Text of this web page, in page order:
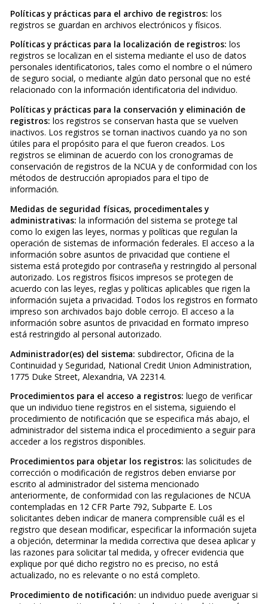
Políticas y prácticas para el archivo de registros: los
registros se guardan en archivos electrónicos y físicos.
Políticas y prácticas para la localización de registros: los
registros se localizan en el sistema mediante el uso de datos
personales identificatorios, tales como el nombre o el número
de seguro social, o mediante algún dato personal que no esté
relacionado con la información identificatoria del individuo.
Políticas y prácticas para la conservación y eliminación de
registros: los registros se conservan hasta que se vuelven
inactivos. Los registros se tornan inactivos cuando ya no son
útiles para el propósito para el que fueron creados. Los
registros se eliminan de acuerdo con los cronogramas de
conservación de registros de la NCUA y de conformidad con los
métodos de destrucción apropiados para el tipo de
información.
Medidas de seguridad físicas, procedimentales y
administrativas: la información del sistema se protege tal
como lo exigen las leyes, normas y políticas que regulan la
operación de sistemas de información federales. El acceso a la
información sobre asuntos de privacidad que contiene el
sistema está protegido por contraseña y restringido al personal
autorizado. Los registros físicos impresos se protegen de
acuerdo con las leyes, reglas y políticas aplicables que rigen la
información sujeta a privacidad. Todos los registros en formato
impreso son archivados bajo doble cerrojo. El acceso a la
información sobre asuntos de privacidad en formato impreso
está restringido al personal autorizado.
Administrador(es) del sistema: subdirector, Oficina de la
Continuidad y Seguridad, National Credit Union Administration,
1775 Duke Street, Alexandria, VA 22314.
Procedimientos para el acceso a registros: luego de verificar
que un individuo tiene registros en el sistema, siguiendo el
procedimiento de notificación que se especifica más abajo, el
administrador del sistema indica el procedimiento a seguir para
acceder a los registros disponibles.
Procedimientos para objetar los registros: las solicitudes de
corrección o modificación de registros deben enviarse por
escrito al administrador del sistema mencionado
anteriormente, de conformidad con las regulaciones de NCUA
contempladas en 12 CFR Parte 792, Subparte E. Los
solicitantes deben indicar de manera comprensible cuál es el
registro que desean modificar, especificar la información sujeta
a objeción, determinar la medida correctiva que desea aplicar y
las razones para solicitar tal medida, y ofrecer evidencia que
explique por qué dicho registro no es preciso, no está
actualizado, no es relevante o no está completo.
Procedimiento de notificación: un individuo puede averiguar si